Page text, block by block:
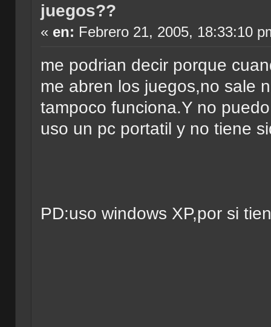
juegos??
« en: Febrero 21, 2005, 18:33:10
me podrian decir porque
me abren los juegos,no sale
tampoco funciona.Y no
uso un pc portatil y no tiene
PD:uso windows XP,por si